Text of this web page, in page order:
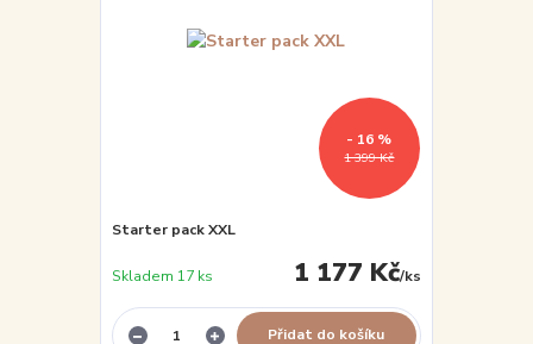
1 399 Kč
- 16 %
Starter pack XXL
1 177 Kč/ks
Skladem 17 ks
Přidat do košíku